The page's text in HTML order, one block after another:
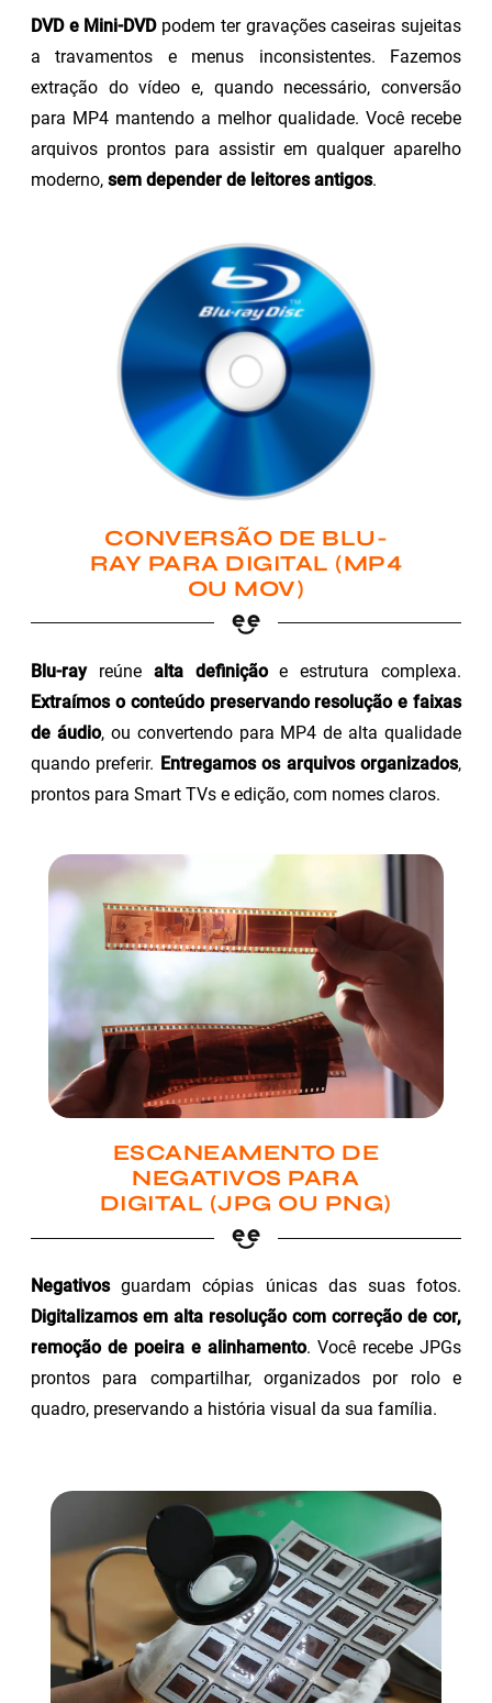
DVD e Mini-DVDpodem ter gravações caseiras sujeitas
a travamentos e menus inconsistentes. Fazemos
extração do vídeo e, quando necessário, conversão
para MP4 mantendo a melhor qualidade. Você recebe
arquivos prontos para assistir em qualquer aparelho
moderno, sem depender de leitores antigos.
CONVERSÃO DE BLU-
RAY PARA DIGITAL (MP4
OU MOV)
Blu-rayreúne alta definiçãoe estrutura complexa.
Extraímos o conteúdo preservando resolução e faixas
de áudio, ou convertendo para MP4 de alta qualidade
quando preferir. Entregamos os arquivos organizados,
prontos para Smart TVs e edição, com nomes claros.
ESCANEAMENTO DE
NEGATIVOS PARA
DIGITAL (JPG OU PNG)
Negativosguardam cópias únicas das suas fotos.
Digitalizamos em alta resolução com correção de cor,
remoção de poeira e alinhamento. Você recebe JPGs
prontos para compartilhar, organizados por rolo e
quadro, preservando a história visual da sua família.